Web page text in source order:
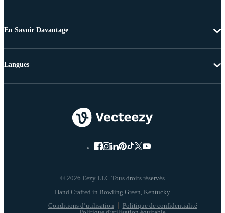
En Savoir Davantage
© 2026 Eezy LLC Tous droits réservés
Conditions d’utilisation
Politique de confidentialité
Langues